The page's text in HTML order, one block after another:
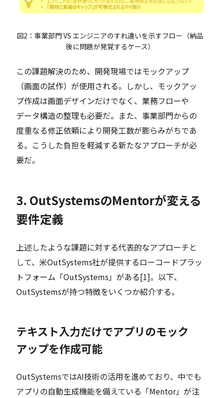
図2：事業部門 VS エンジニアのすれ違いを示すフロー（納品
後に問題が発覚するケース）
この課題解決のため、開発現場ではモックアップ
（画面の試作）が使用される。しかし、モックアッ
プ作成は画面デザインだけでなく、業務フローや
データ構造の整理も必要だ。また、事業部門からの
度重なる修正依頼により開発工数が膨らみがちであ
る。こうした負担を軽減する新たなアプローチが必
要だ。
3. OutSystemsのMentorが変える
要件定義
上述したような課題に対する代表的なアプローチと
して、米OutSystems社が提供するローコードプラッ
トフォーム「OutSystems」がある[1]。以下、
OutSystemsが持つ特徴をいくつか紹介する。
テキスト入力だけでアプリのモック
アップを作成可能
OutSystemsではAI技術の活用を進めており、中でも
アプリの自動生成機能を備えている「Mentor」が注